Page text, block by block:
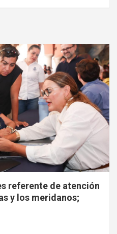
referente de atención
y los meridanos;